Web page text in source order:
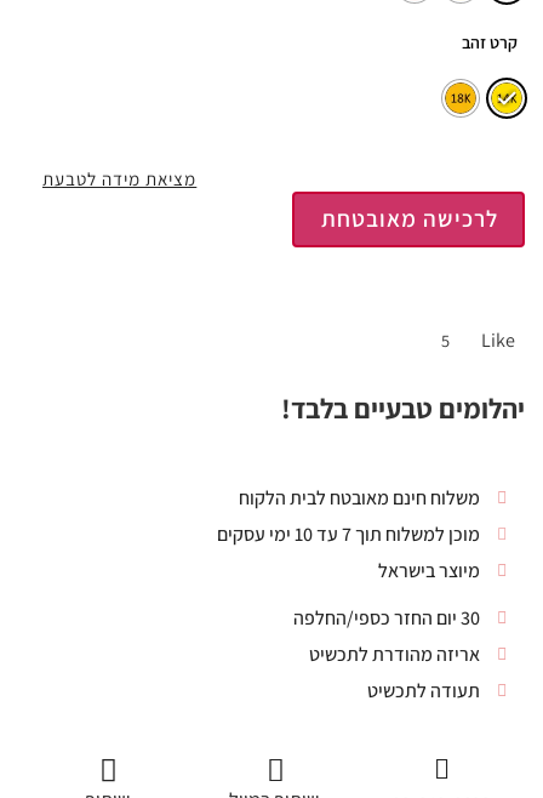
קרט זהב
לרכישה מאובטחת
Like
5
מציאת מידה לטבעת
יהלומים טבעיים בלבד!
משלוח חינם מאובטח לבית הלקוח
מוכן למשלוח תוך 7 עד 10 ימי עסקים
מיוצר בישראל
30 יום החזר כספי/החלפה
אריזה מהודרת לתכשיט
תעודה לתכשיט